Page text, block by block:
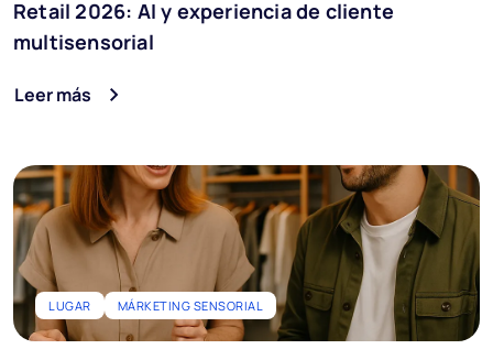
Retail 2026: AI y experiencia de cliente
multisensorial
Leer más
LUGAR MÁRKETING SENSORIAL